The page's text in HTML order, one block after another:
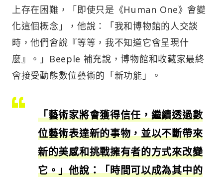
上存在困難，「即使只是《Human One》會變
化這個概念」，他說：「我和博物館的人交談
時，他們會說『等等，我不知道它會呈現什
麼』。」Beeple 補充說，博物館和收藏家最終
會接受動態數位藝術的「新功能」。
「藝術家將會獲得信任，繼續透過數
位藝術表達新的事物，並以不斷帶來
新的美感和挑戰擁有者的方式來改變
它。」他說：「時間可以成為其中的